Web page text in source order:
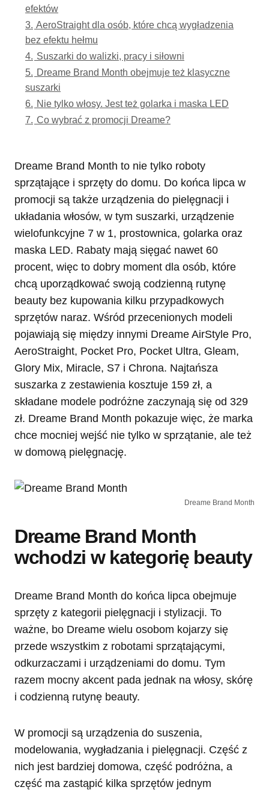
efektów
3. AeroStraight dla osób, które chcą wygładzenia
bez efektu hełmu
4. Suszarki do walizki, pracy i siłowni
5. Dreame Brand Month obejmuje też klasyczne
suszarki
6. Nie tylko włosy. Jest też golarka i maska LED
7. Co wybrać z promocji Dreame?
Dreame Brand Month to nie tylko roboty
sprzątające i sprzęty do domu. Do końca lipca w
promocji są także urządzenia do pielęgnacji i
układania włosów, w tym suszarki, urządzenie
wielofunkcyjne 7 w 1, prostownica, golarka oraz
maska LED. Rabaty mają sięgać nawet 60
procent, więc to dobry moment dla osób, które
chcą uporządkować swoją codzienną rutynę
beauty bez kupowania kilku przypadkowych
sprzętów naraz. Wśród przecenionych modeli
pojawiają się między innymi Dreame AirStyle Pro,
AeroStraight, Pocket Pro, Pocket Ultra, Gleam,
Glory Mix, Miracle, S7 i Chrona. Najtańsza
suszarka z zestawienia kosztuje 159 zł, a
składane modele podróżne zaczynają się od 329
zł. Dreame Brand Month pokazuje więc, że marka
chce mocniej wejść nie tylko w sprzątanie, ale też
w domową pielęgnację.
Dreame Brand Month
Dreame Brand Month
wchodzi w kategorię beauty
Dreame Brand Month do końca lipca obejmuje
sprzęty z kategorii pielęgnacji i stylizacji. To
ważne, bo Dreame wielu osobom kojarzy się
przede wszystkim z robotami sprzątającymi,
odkurzaczami i urządzeniami do domu. Tym
razem mocny akcent pada jednak na włosy, skórę
i codzienną rutynę beauty.
W promocji są urządzenia do suszenia,
modelowania, wygładzania i pielęgnacji. Część z
nich jest bardziej domowa, część podróżna, a
część ma zastąpić kilka sprzętów jednym